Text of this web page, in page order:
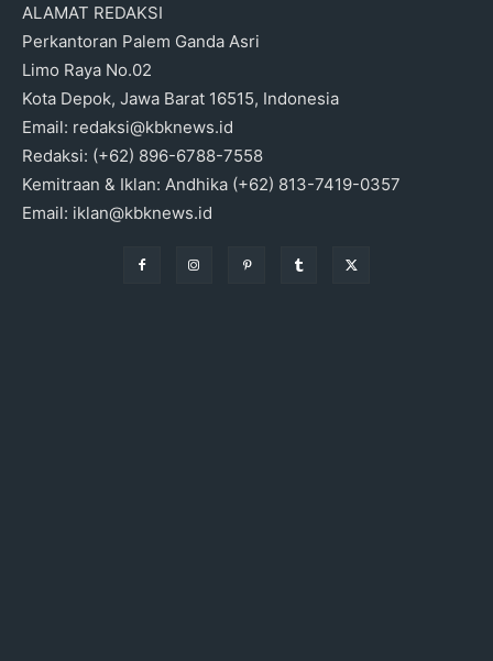
ALAMAT REDAKSI
Perkantoran Palem Ganda Asri
Limo Raya No.02
Kota Depok, Jawa Barat 16515, Indonesia
Email: redaksi@kbknews.id
Redaksi: (+62) 896-6788-7558
Kemitraan & Iklan: Andhika (+62) 813-7419-0357
Email: iklan@kbknews.id